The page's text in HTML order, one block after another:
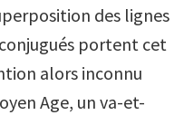
des lignes
portent cet
alors inconnu
Age, un va-et-